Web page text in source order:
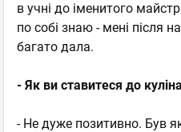
в учні до іменитого
по собі знаю - мені після
багато дала.
- Як ви ставитеся до
- Не дуже позитивно. Був як